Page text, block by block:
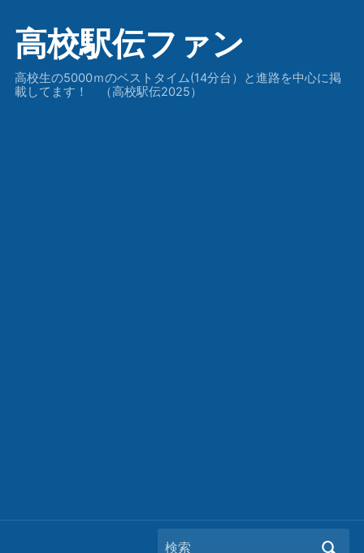
高校駅伝ファン
高校生の5000ｍのベストタイム(14分台）と進路を中心に掲
載してます！ （高校駅伝2025）
Search